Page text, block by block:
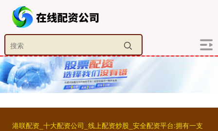
港联配资_十大配资公司_线上配资炒股_安全配资平台:拥有一支